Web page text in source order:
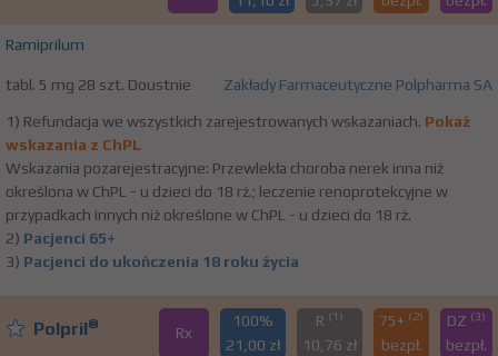
Ramiprilum
tabl. 5 mg 28 szt. Doustnie Zakłady Farmaceutyczne Polpharma SA
1) Refundacja we wszystkich zarejestrowanych wskazaniach. Pokaż
wskazania z ChPL
Wskazania pozarejestracyjne: Przewlekła choroba nerek inna niż
określona w ChPL - u dzieci do 18 rż.; leczenie renoprotekcyjne w
przypadkach innych niż określone w ChPL - u dzieci do 18 rż.
2) Pacjenci 65+
3) Pacjenci do ukończenia 18 roku życia
Polpril® Rx
100%
21,00 zł
R (1)
10,76 zł
75+ (2)
bezpł.
DZ (3)
bezpł.